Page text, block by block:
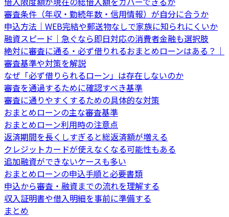
審査条件（年収・勤続年数・信用情報）が自分に合うか
申込方法｜WEB完結や郵送物なしで家族に知られにくいか
融資スピード｜急ぐなら即日対応の消費者金融も選択肢
絶対に審査に通る・必ず借りれるおまとめローンはある？｜
審査基準や対策を解説
なぜ「必ず借りられるローン」は存在しないのか
審査を通過するために確認すべき基準
審査に通りやすくするための具体的な対策
おまとめローンの主な審査基準
おまとめローン利用時の注意点
返済期間を長くしすぎると総返済額が増える
クレジットカードが使えなくなる可能性もある
追加融資ができないケースも多い
おまとめローンの申込手順と必要書類
申込から審査・融資までの流れを理解する
収入証明書や借入明細を事前に準備する
まとめ